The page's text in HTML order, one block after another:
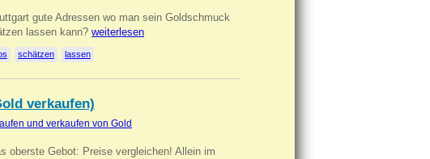
gute Adressen wo man sein Goldschmuck
lassen kann? weiterlesen
schätzen lassen
verkaufen)
und verkaufen von Gold
oberste Gebot: Preise vergleichen! Allein im